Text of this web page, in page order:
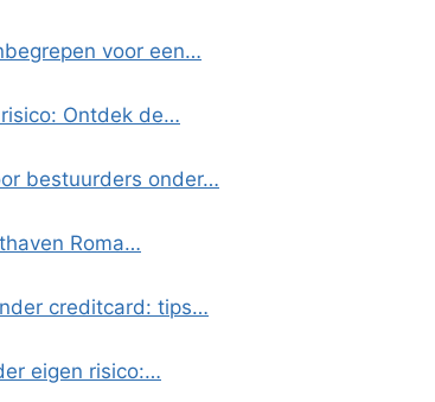
voor een…
Ontdek de…
bestuurders onder…
Roma…
creditcard: tips…
eigen risico:…